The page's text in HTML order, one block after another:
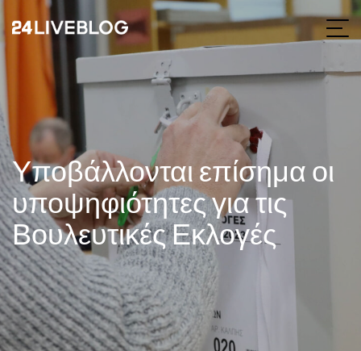
Υποβάλλονται επίσημα οι
υποψηφιότητες για τις
Βουλευτικές Εκλογές